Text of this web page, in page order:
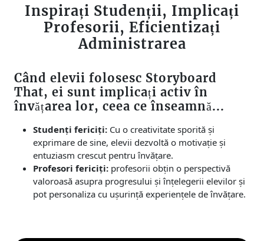
Inspirați Studenții, Implicați
Profesorii, Eficientizați
Administrarea
Când elevii folosesc Storyboard
That, ei sunt implicați activ în
învățarea lor, ceea ce înseamnă...
Studenți fericiți: Cu o creativitate sporită și
exprimare de sine, elevii dezvoltă o motivație și
entuziasm crescut pentru învățare.
Profesori fericiți: profesorii obțin o perspectivă
valoroasă asupra progresului și înțelegerii elevilor și
pot personaliza cu ușurință experiențele de învățare.